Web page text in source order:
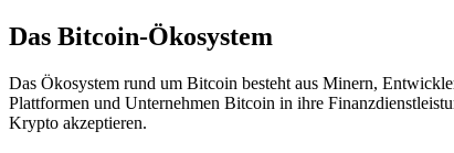
Das Bitcoin-Ökosystem
Das Ökosystem rund um Bitcoin besteht aus Minern,
Plattformen und Unternehmen Bitcoin in ihre
Krypto akzeptieren.